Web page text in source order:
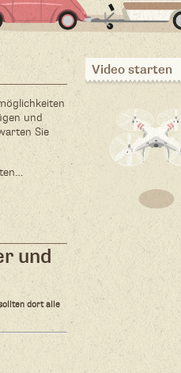
und
Sie
und
dort alle
Video starten